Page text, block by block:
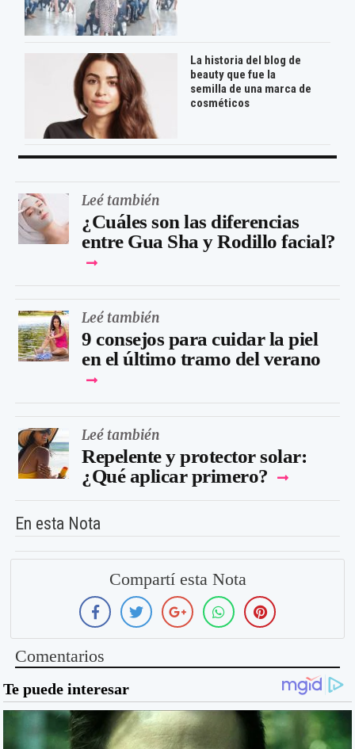
La historia del blog de
beauty que fue la
semilla de una marca de
cosméticos
Leé también
¿Cuáles son las diferencias
entre Gua Sha y Rodillo facial?
Leé también
9 consejos para cuidar la piel
en el último tramo del verano
Leé también
Repelente y protector solar:
¿Qué aplicar primero?
En esta Nota
Compartí esta Nota
Comentarios